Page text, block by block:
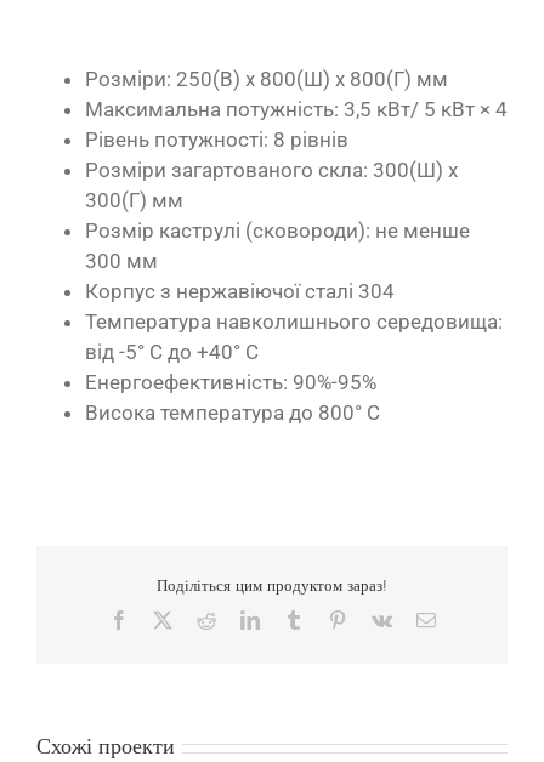
Розміри: 250(В) x 800(Ш) x 800(Г) мм
Максимальна потужність: 3,5 кВт/ 5 кВт × 4
Рівень потужності: 8 рівнів
Розміри загартованого скла: 300(Ш) x
300(Г) мм
Розмір каструлі (сковороди): не менше
300 мм
Корпус з нержавіючої сталі 304
Температура навколишнього середовища:
від -5° C до +40° C
Енергоефективність: 90%-95%
Висока температура до 800° C
Поділіться цим продуктом зараз!
Facebook RedditLinkedInTumblr Pinterest
Vk
Електронна
Схожі проекти